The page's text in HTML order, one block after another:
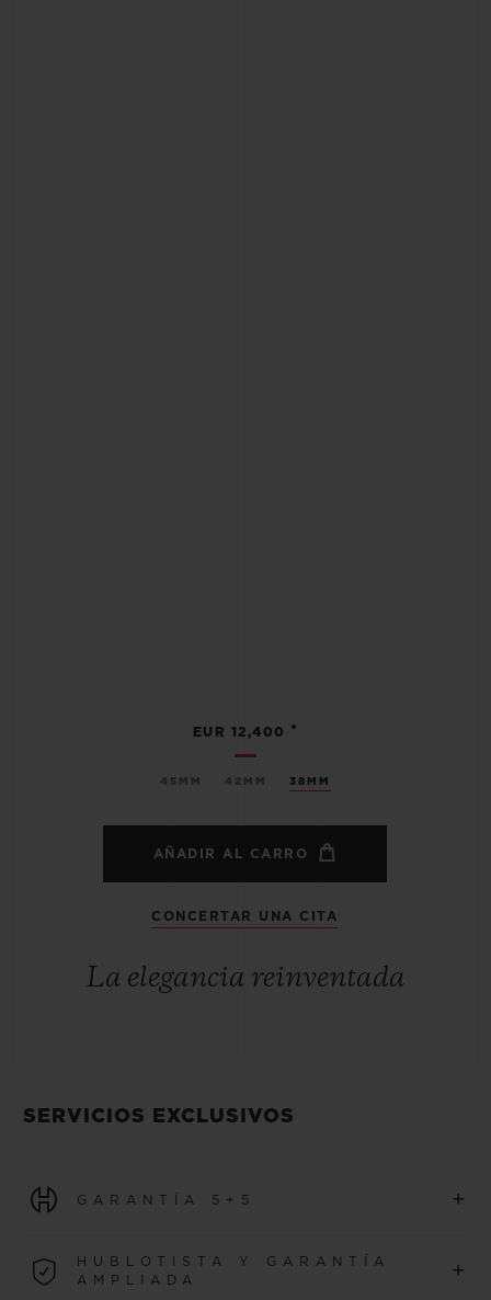
45MM 42MM 38MM
EUR 12,400 •
AÑADIR AL CARRO
CONCERTAR UNA CITA
La elegancia reinventada
SERVICIOS EXCLUSIVOS
GARANTÍA 5+5 +
se benefician de una garantía internacional de 5 años.
HUBLOTISTA Y GARANTÍA
AMPLIADA
+